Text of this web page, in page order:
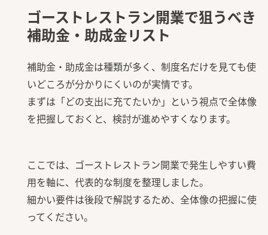
ゴーストレストラン開業で狙うべき
補助金・助成金リスト
補助金・助成金は種類が多く、制度名だけを見ても使
いどころが分かりにくいのが実情です。
まずは「どの支出に充てたいか」という視点で全体像
を把握しておくと、検討が進めやすくなります。
ここでは、ゴーストレストラン開業で発生しやすい費
用を軸に、代表的な制度を整理しました。
細かい要件は後段で解説するため、全体像の把握に使
ってください。